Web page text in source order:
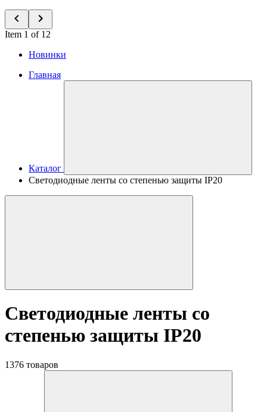
Item 1 of 12
Новинки
Главная
Каталог
Светодиодные ленты со степенью защиты IP20
Светодиодные ленты со
степенью защиты IP20
1376 товаров